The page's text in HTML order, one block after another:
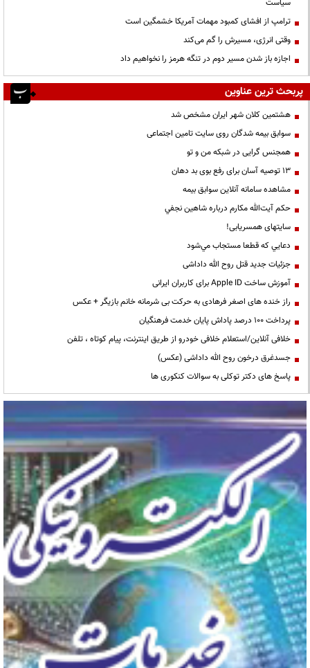
سیاست
ترامپ از افشای کمبود مهمات آمریکا خشمگین است
وقتی انرژی، مسیرش را گم می‌کند
اجازه باز شدن مسیر دوم در تنگه هرمز را نخواهیم داد
پربحث ترین عناوین
هشتمین کلان شهر ایران مشخص شد
سوابق بیمه شدگان روی سایت تامین اجتماعی
همجنس گرایی در شبکه من و تو
13 توصیه آسان برای رفع بوی بد دهان
مشاهده سامانه آنلاين سوابق بیمه
حكم آيت‌الله مكارم درباره شاهين نجفي
سایتهای همسریابی!
دعايي كه قطعا مستجاب مي‌شود
جزئیات جدید قتل روح الله داداشی
آموزش ساخت Apple ID برای کاربران ایرانی
راز خنده های اصغر فرهادی به حرکت بی شرمانه خانم بازیگر + عکس
پرداخت ۱۰۰ درصد پاداش پایان خدمت فرهنگیان
خلافی آنلاین/استعلام خلافی خودرو از طریق اینترنت، پیام کوتاه ، تلفن
جسدغرق درخون روح الله داداشی (عکس)
پاسخ های دکتر توکلی به سوالات کنکوری ها